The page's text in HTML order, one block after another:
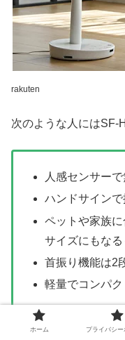
rakuten
次のような人にはSF-
人感センサー
ハンドサイン
ペットや家族
サイズにもな
首振り機能は2
軽量でコンパ
人感センサーで人が
ホーム プライバシ